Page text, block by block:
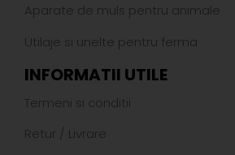
Aparate de muls pentru animale
Utilaje si unelte pentru ferma
INFORMATII UTILE
Termeni si conditii
Retur / Livrare